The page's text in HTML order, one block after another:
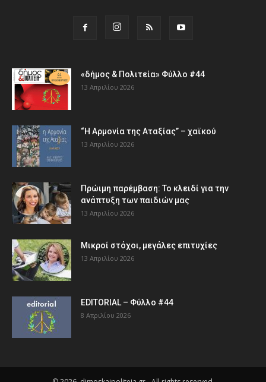
«δήμος & Πολιτεία» Φύλλο #44
13 Απριλίου 2026
“Η Αρμονία της Αταξίας” – χαϊκού
13 Απριλίου 2026
Πρώιμη παρέμβαση: Το κλειδί για την
ανάπτυξη των παιδιών µας
13 Απριλίου 2026
Μικροί στόχοι, μεγάλες επιτυχίες
13 Απριλίου 2026
EDITORIAL – Φύλλο #44
8 Απριλίου 2026